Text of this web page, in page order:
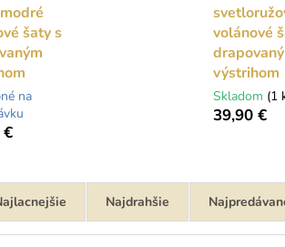
šaty s
na
€
volánové
výstrihom
Skladom (1
39,90 €
Najdrahšie
METALICKÉ ŠATY
A
KRÁTKE
ODHALENÝM